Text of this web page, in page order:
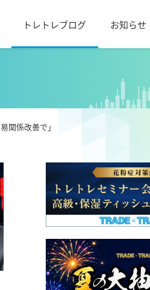
トレトレブログ お知らせ
係改善で」